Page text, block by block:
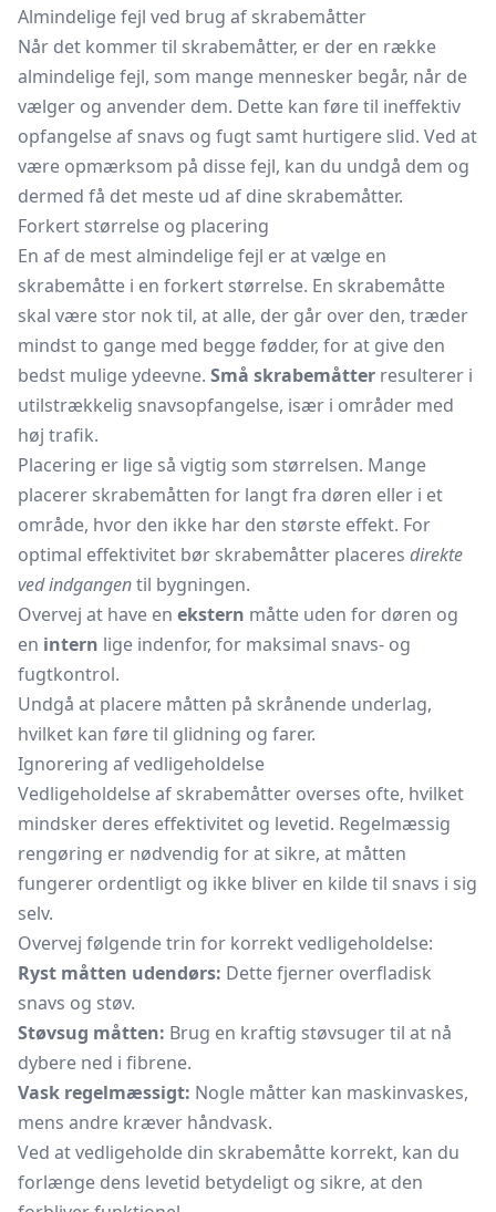
Almindelige fejl ved brug af skrabemåtter
Når det kommer til skrabemåtter, er der en række
almindelige fejl, som mange mennesker begår, når de
vælger og anvender dem. Dette kan føre til ineffektiv
opfangelse af snavs og fugt samt hurtigere slid. Ved at
være opmærksom på disse fejl, kan du undgå dem og
dermed få det meste ud af dine skrabemåtter.
Forkert størrelse og placering
En af de mest almindelige fejl er at vælge en
skrabemåtte i en forkert størrelse. En skrabemåtte
skal være stor nok til, at alle, der går over den, træder
mindst to gange med begge fødder, for at give den
bedst mulige ydeevne. Små skrabemåtter resulterer i
utilstrækkelig snavsopfangelse, især i områder med
høj trafik.
Placering er lige så vigtig som størrelsen. Mange
placerer skrabemåtten for langt fra døren eller i et
område, hvor den ikke har den største effekt. For
optimal effektivitet bør skrabemåtter placeres direkte
ved indgangentil bygningen.
Overvej at have en ekstern måtte uden for døren og
en intern lige indenfor, for maksimal snavs- og
fugtkontrol.
Undgå at placere måtten på skrånende underlag,
hvilket kan føre til glidning og farer.
Ignorering af vedligeholdelse
Vedligeholdelse af skrabemåtter overses ofte, hvilket
mindsker deres effektivitet og levetid. Regelmæssig
rengøring er nødvendig for at sikre, at måtten
fungerer ordentligt og ikke bliver en kilde til snavs i sig
selv.
Overvej følgende trin for korrekt vedligeholdelse:
Ryst måtten udendørs: Dette fjerner overfladisk
snavs og støv.
Støvsug måtten: Brug en kraftig støvsuger til at nå
dybere ned i fibrene.
Vask regelmæssigt: Nogle måtter kan maskinvaskes,
mens andre kræver håndvask.
Ved at vedligeholde din skrabemåtte korrekt, kan du
forlænge dens levetid betydeligt og sikre, at den